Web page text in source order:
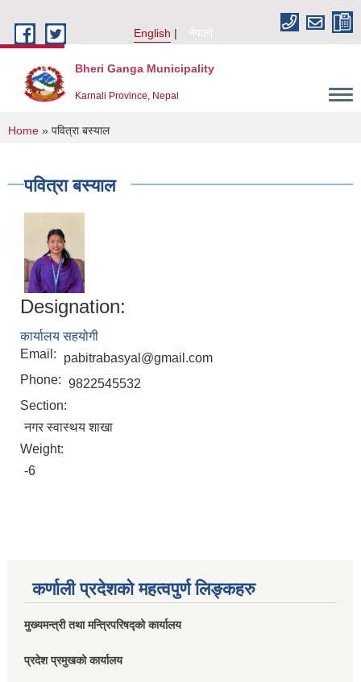
English
नेपाली
Bheri Ganga Municipality
Karnali Province, Nepal
You are here
Home » पवित्रा बस्याल
पवित्रा बस्याल
Designation:
कार्यालय सहयोगी
Email:
pabitrabasyal@gmail.com
Phone: 9822545532
Section:
नगर स्वास्थय शाखा
Weight:
-6
कर्णाली प्रदेशको महत्वपुर्ण लिङ्कहरु
मुख्यमन्त्री तथा मन्त्रिपरिषद्को कार्यालय
प्रदेश प्रमुखको कार्यालय